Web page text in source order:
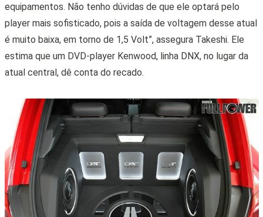
equipamentos. Não tenho dúvidas de que ele optará pelo
player mais sofisticado, pois a saída de voltagem desse atual
é muito baixa, em torno de 1,5 Volt”, assegura Takeshi. Ele
estima que um DVD-player Kenwood, linha DNX, no lugar da
atual central, dê conta do recado.